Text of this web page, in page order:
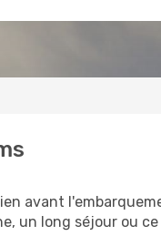
avant
un long séjour ou